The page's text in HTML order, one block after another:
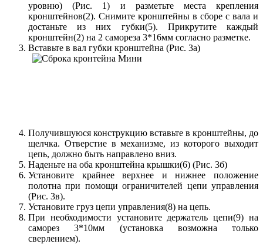
уровню) (Рис. 1) и разметьте места крепления
кронштейнов(2). Снимите кронштейны в сборе с вала и
достаньте из них губки(5). Прикрутите каждый
кронштейн(2) на 2 самореза 3*16мм согласно разметке.
Вставьте в вал губки кронштейна (Рис. 3а)
Получившуюся конструкцию вставьте в кронштейны, до
щелчка. Отверстие в механизме, из которого выходит
цепь, должно быть направлено вниз.
Наденьте на оба кронштейна крышки(6) (Рис. 3б)
Установите крайнее верхнее и нижнее положение
полотна при помощи ограничителей цепи управления
(Рис. 3в).
Установите груз цепи управления(8) на цепь.
При необходимости установите держатель цепи(9) на
саморез 3*10мм (установка возможна только
сверлением).